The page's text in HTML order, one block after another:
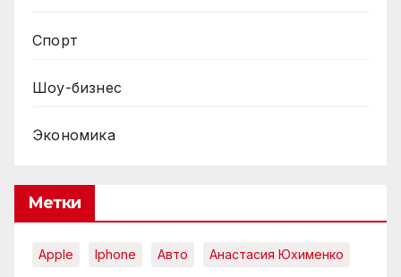
Спорт
Шоу-бизнес
Экономика
Метки
Apple Iphone Авто Анастасия Юхименко